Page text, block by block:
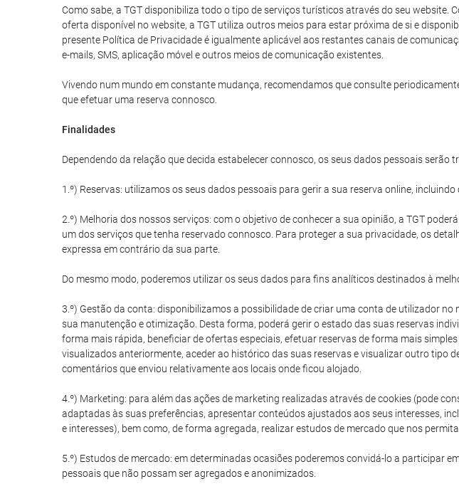
Como sabe, a TGT disponibiliza todo o tipo de serviços turísticos através do seu
oferta disponível no website, a TGT utiliza outros meios para estar próxima de si e
presente Política de Privacidade é igualmente aplicável aos restantes canais de
e-mails, SMS, aplicação móvel e outros meios de comunicação existentes.
Vivendo num mundo em constante mudança, recomendamos que consulte
que efetuar uma reserva connosco.
Finalidades
Dependendo da relação que decida estabelecer connosco, os seus dados pessoais serão
1.º) Reservas: utilizamos os seus dados pessoais para gerir a sua reserva online,
2.º) Melhoria dos nossos serviços: com o objetivo de conhecer a sua opinião, a TGT
um dos serviços que tenha reservado connosco. Para proteger a sua privacidade, os
expressa em contrário da sua parte.
Do mesmo modo, poderemos utilizar os seus dados para fins analíticos destinados à
3.º) Gestão da conta: disponibilizamos a possibilidade de criar uma conta de utilizador
sua manutenção e otimização. Desta forma, poderá gerir o estado das suas reservas
forma mais rápida, beneficiar de ofertas especiais, efetuar reservas de forma mais
visualizados anteriormente, aceder ao histórico das suas reservas e visualizar outro
comentários que enviou relativamente aos locais onde ficou alojado.
4.º) Marketing: para além das ações de marketing realizadas através de cookies (pode
adaptadas às suas preferências, apresentar conteúdos ajustados aos seus interesses,
e interesses), bem como, de forma agregada, realizar estudos de mercado que nos
5.º) Estudos de mercado: em determinadas ocasiões poderemos convidá-lo a participar
pessoais que não possam ser agregados e anonimizados.